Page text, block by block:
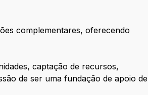
complementares, oferecendo
captação de recursos,
de ser uma fundação de apoio de